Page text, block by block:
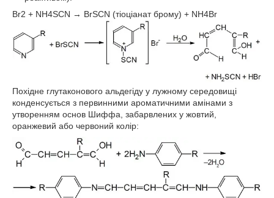
Br2 + NH4SCN → BrSCN (тіоціанат брому) + NH4Br
Похідне глутаконового альдегіду у лужному середовищі
конденсується з первинними ароматичними амінами з
утворенням основ Шиффа, забарвлених у жовтий,
оранжевий або червоний колір: